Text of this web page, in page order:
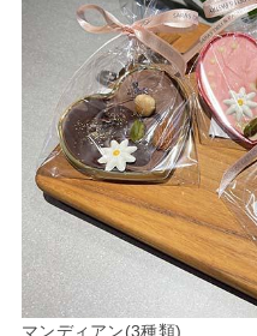
マンディアン(3種類)